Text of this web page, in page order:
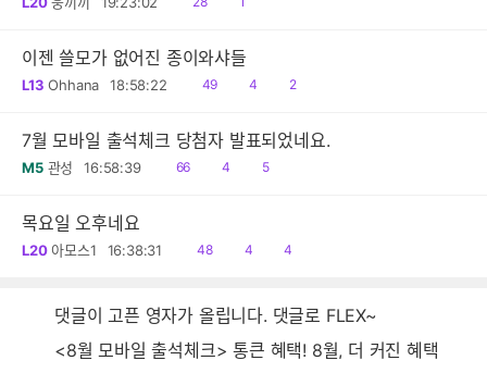
이젠 쓸모가 없어진 종이와샤들
L13 Ohhana 18:58:22
읽
49
공
4
댓
2
7월 모바일 출석체크 당첨자 발표되었네요.
M5 관성 16:58:39
읽
66
공
4
댓
5
목요일 오후네요
L20 아모스1 16:38:31
읽
48
공
4
댓
4
댓글이 고픈 영자가 올립니다. 댓글로 FLEX~
<8월 모바일 출석체크> 통큰 혜택! 8월, 더 커진 혜택